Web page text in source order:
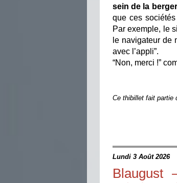
sein de la
que ces
Par exemple, le
le navigateur de
avec l’appli”.
“Non, merci !”
Ce thibillet fait partie
Lundi 3 Août 2026
Blaugust